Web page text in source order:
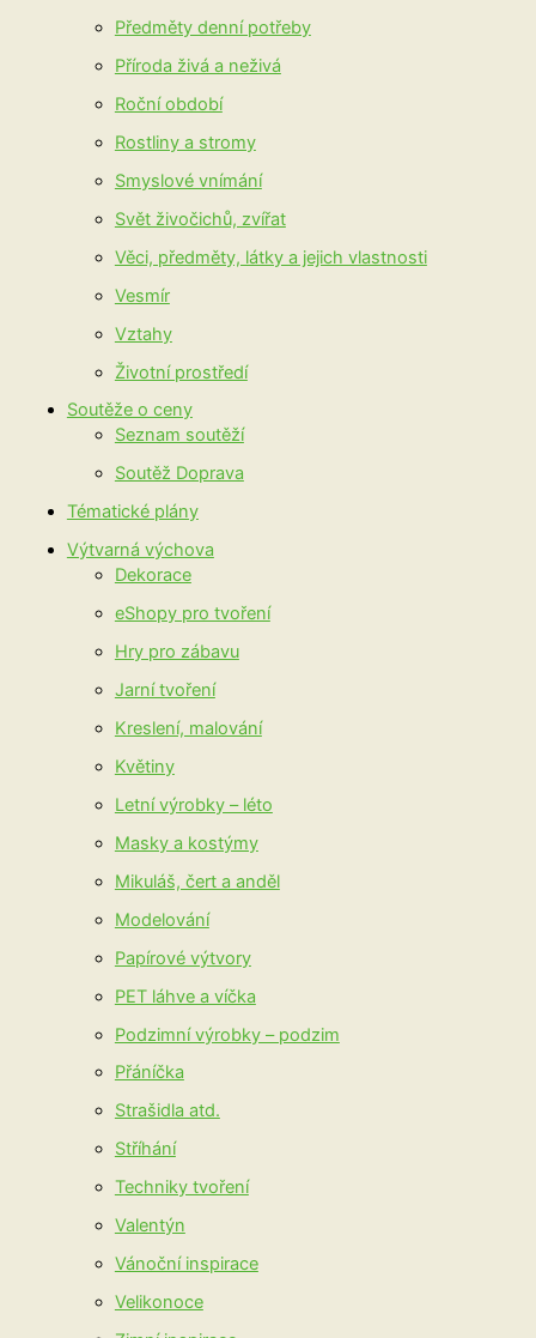
Předměty denní potřeby
Příroda živá a neživá
Roční období
Rostliny a stromy
Smyslové vnímání
Svět živočichů, zvířat
Věci, předměty, látky a jejich vlastnosti
Vesmír
Vztahy
Životní prostředí
Soutěže o ceny
Seznam soutěží
Soutěž Doprava
Tématické plány
Výtvarná výchova
Dekorace
eShopy pro tvoření
Hry pro zábavu
Jarní tvoření
Kreslení, malování
Květiny
Letní výrobky – léto
Masky a kostýmy
Mikuláš, čert a anděl
Modelování
Papírové výtvory
PET láhve a víčka
Podzimní výrobky – podzim
Přáníčka
Strašidla atd.
Stříhání
Techniky tvoření
Valentýn
Vánoční inspirace
Velikonoce